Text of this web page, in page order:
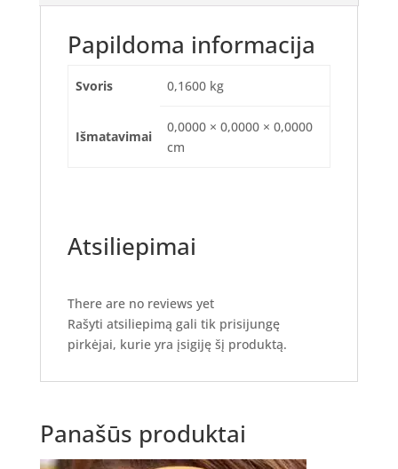
Papildoma informacija
Svoris 0,1600 kg
Išmatavimai
0,0000 × 0,0000 × 0,0000
cm
Atsiliepimai
There are no reviews yet
Rašyti atsiliepimą gali tik prisijungę
pirkėjai, kurie yra įsigiję šį produktą.
Panašūs produktai